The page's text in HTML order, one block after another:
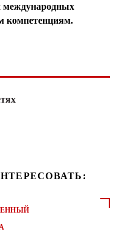
международных
компетенциям.